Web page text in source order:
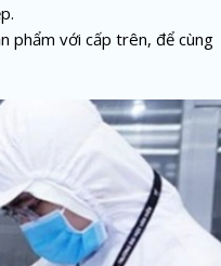
phẩm với cấp trên, để cùng